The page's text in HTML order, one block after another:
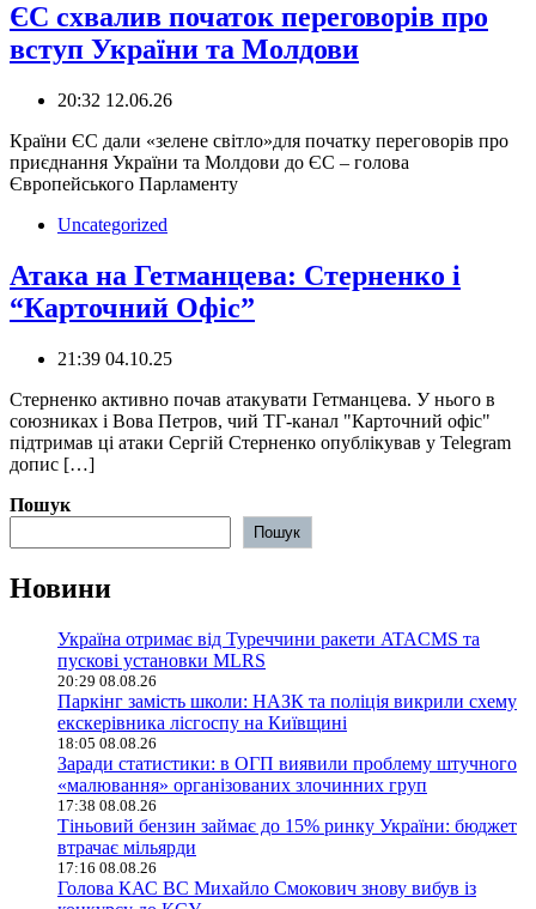
ЄС схвалив початок переговорів про
вступ України та Молдови
20:32 12.06.26
Країни ЄС дали «зелене світло»для початку переговорів про
приєднання України та Молдови до ЄС – голова
Європейського Парламенту
Uncategorized
Атака на Гетманцева: Стерненко і
“Карточний Офіс”
21:39 04.10.25
️Стерненко активно почав атакувати Гетманцева. У нього в
союзниках і Вова Петров, чий ТГ-канал "Карточний офіс"
підтримав ці атаки Сергій Стерненко опублікував у Telegram
допис […]
Пошук
Пошук
Новини
Україна отримає від Туреччини ракети ATACMS та
пускові установки MLRS
20:29 08.08.26
Паркінг замість школи: НАЗК та поліція викрили схему
екскерівника лісгоспу на Київщині
18:05 08.08.26
Заради статистики: в ОГП виявили проблему штучного
«малювання» організованих злочинних груп
17:38 08.08.26
Тіньовий бензин займає до 15% ринку України: бюджет
втрачає мільярди
17:16 08.08.26
Голова КАС ВС Михайло Смокович знову вибув із